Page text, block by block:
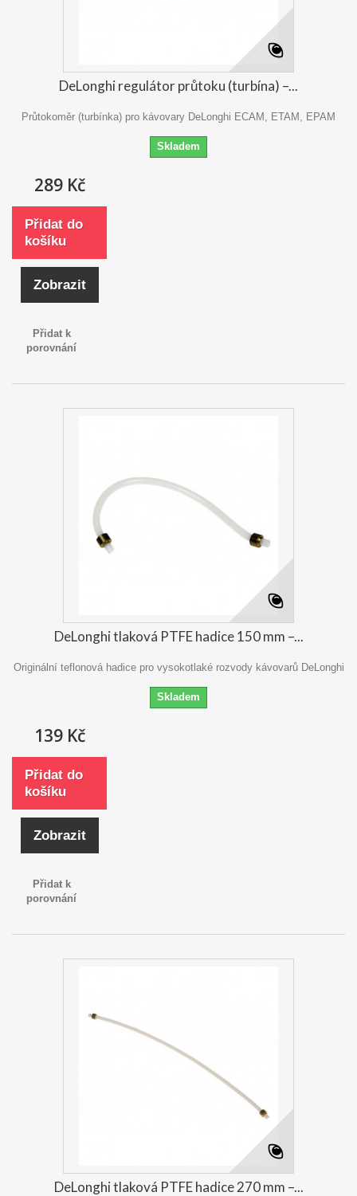
DeLonghi regulátor průtoku (turbína) –...
Průtokoměr (turbínka) pro kávovary DeLonghi ECAM, ETAM, EPAM
Skladem
289 Kč
Přidat do
košíku
Zobrazit
Přidat k
porovnání
DeLonghi tlaková PTFE hadice 150 mm –...
Originální teflonová hadice pro vysokotlaké rozvody kávovarů DeLonghi
Skladem
139 Kč
Přidat do
košíku
Zobrazit
Přidat k
porovnání
DeLonghi tlaková PTFE hadice 270 mm –...